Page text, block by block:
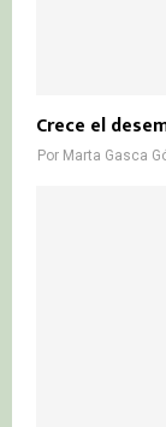
Crece el
Por Marta Gasca